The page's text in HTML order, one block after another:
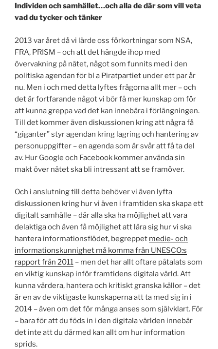
Individen och samhället…och alla de där som vill veta
vad du tycker och tänker
2013 var året då vi lärde oss förkortningar som NSA,
FRA, PRISM – och att det hängde ihop med
övervakning på nätet, något som funnits med i den
politiska agendan för bl a Piratpartiet under ett par år
nu. Men i och med detta lyftes frågorna allt mer – och
det är fortfarande något vi bör få mer kunskap om för
att kunna greppa vad det kan innebära i förlängningen.
Till det kommer även diskussionen kring att några få
“giganter” styr agendan kring lagring och hantering av
personuppgifter – en agenda som är svår att få ta del
av. Hur Google och Facebook kommer använda sin
makt över nätet ska bli intressant att se framöver.
Och i anslutning till detta behöver vi även lyfta
diskussionen kring hur vi även i framtiden ska skapa ett
digitalt samhälle – där alla ska ha möjlighet att vara
delaktiga och även få möjlighet att lära sig hur vi ska
hantera informationsflödet, begreppet medie- och
informationskunnighet må komma från UNESCO:s
rapport från 2011 – men det har allt oftare påtalats som
en viktig kunskap inför framtidens digitala värld. Att
kunna värdera, hantera och kritiskt granska källor – det
är en av de viktigaste kunskaperna att ta med sig in i
2014 – även om det för många anses som självklart. För
– bara för att du föds in i den digitala världen innebär
det inte att du därmed kan allt om hur information
sprids.